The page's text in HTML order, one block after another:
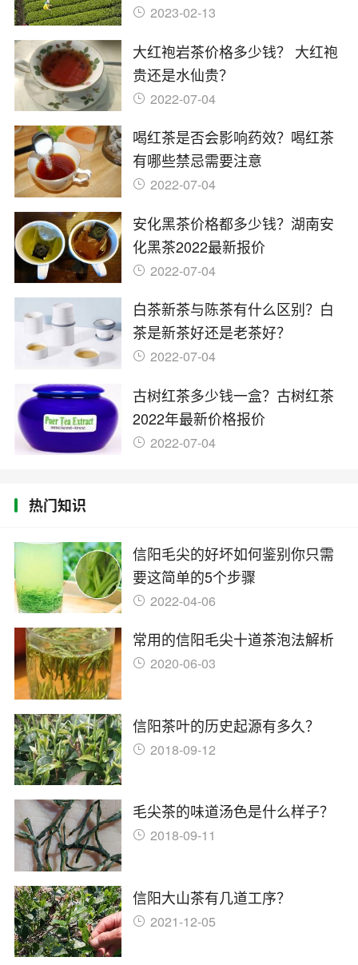
2023-02-13
大红袍岩茶价格多少钱？ 大红袍
贵还是水仙贵？
2022-07-04
喝红茶是否会影响药效？喝红茶
有哪些禁忌需要注意
2022-07-04
安化黑茶价格都多少钱？湖南安
化黑茶2022最新报价
2022-07-04
白茶新茶与陈茶有什么区别？白
茶是新茶好还是老茶好？
2022-07-04
古树红茶多少钱一盒？古树红茶
2022年最新价格报价
2022-07-04
热门知识
信阳毛尖的好坏如何鉴别你只需
要这简单的5个步骤
2022-04-06
常用的信阳毛尖十道茶泡法解析
2020-06-03
信阳茶叶的历史起源有多久？
2018-09-12
毛尖茶的味道汤色是什么样子？
2018-09-11
信阳大山茶有几道工序？
2021-12-05